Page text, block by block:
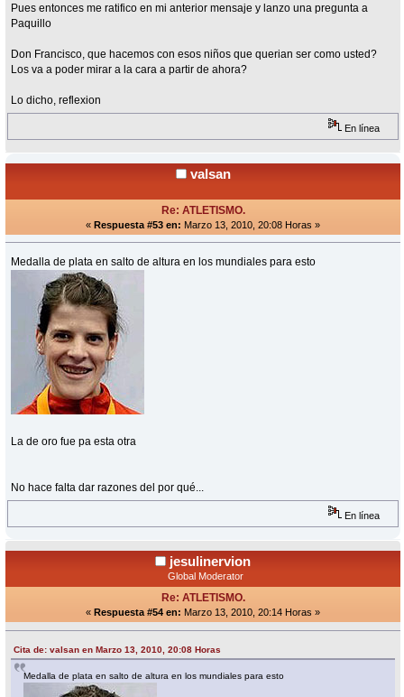
Pues entonces me ratifico en mi anterior mensaje y lanzo una pregunta a
Paquillo
Don Francisco, que hacemos con esos niños que querian ser como usted?
Los va a poder mirar a la cara a partir de ahora?
Lo dicho, reflexion
En línea
valsan
Re: ATLETISMO.
« Respuesta #53 en: Marzo 13, 2010, 20:08 Horas »
Medalla de plata en salto de altura en los mundiales para esto
La de oro fue pa esta otra
No hace falta dar razones del por qué...
En línea
jesulinervion
Global Moderator
Re: ATLETISMO.
« Respuesta #54 en: Marzo 13, 2010, 20:14 Horas »
Cita de: valsan en Marzo 13, 2010, 20:08 Horas
Medalla de plata en salto de altura en los mundiales para esto